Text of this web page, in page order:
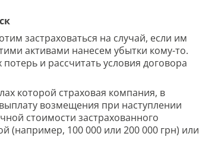
застраховаться на случай, если им
активами нанесем убытки кому-то.
и рассчитать условия договора
которой страховая компания, в
возмещения при наступлении
стоимости застрахованного
(например, 100 000 или 200 000 грн) или